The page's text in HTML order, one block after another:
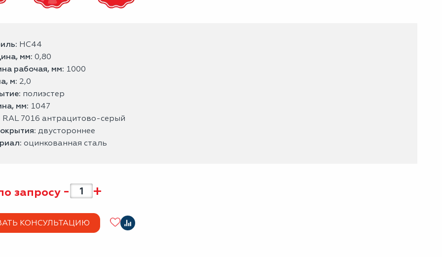
НС44
мм: 0,80
рабочая, мм: 1000
м: 2,0
полиэстер
мм: 1047
RAL 7016 антрацитово-серый
двустороннее
оцинкованная сталь
запросу - +
КОНСУЛЬТАЦИЮ